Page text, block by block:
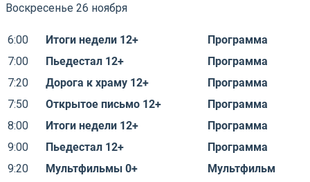
Воскресенье 26 ноября
6:00 Итоги недели 12+
Программа
7:00
Пьедестал 12+
Программа
7:20
Дорога к храму 12+
Программа
7:50
Открытое письмо 12+
Программа
8:00
Итоги недели 12+
Программа
9:00
Пьедестал 12+
Программа
9:20
Мультфильмы 0+ Мультфильм